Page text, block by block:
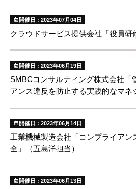
開催日 : 2023年07月04日
クラウドサービス提供会社「役員研
開催日 : 2023年06月19日
SMBCコンサルティング株式会社
アンス違反を防止する実践的なマネ
開催日 : 2023年06月14日
工業機械製造会社「コンプライアン
全」（五島洋担当）
開催日 : 2023年06月13日